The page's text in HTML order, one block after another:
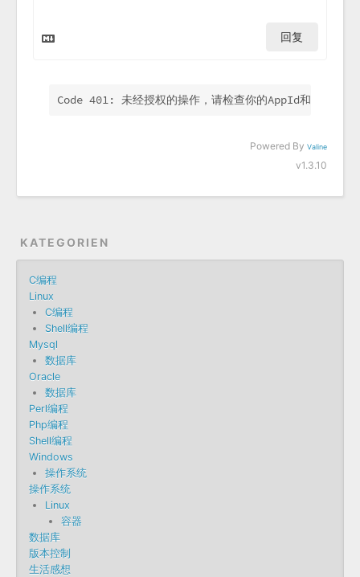
回复
Code 401: 未经授权的操作，请检查你的AppId和AppKey.
Powered By Valine
v1.3.10
KATEGORIEN
C编程
Linux
C编程
Shell编程
Mysql
数据库
Oracle
数据库
Perl编程
Php编程
Shell编程
Windows
操作系统
操作系统
Linux
容器
数据库
版本控制
生活感想